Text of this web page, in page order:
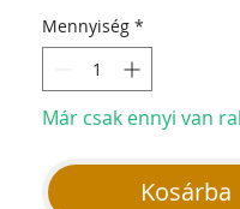
Mennyiség *
Már csak ennyi van
Kosárba